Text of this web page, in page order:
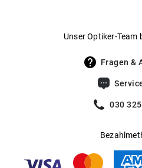
Unser Optiker-Team
Fragen &
030